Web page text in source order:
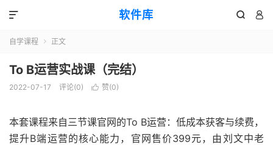
软件库  

自学课程  正文
To B运营实战课（完结）
2022-07-17 评论(0)  赞(0)
本套课程来自三节课官网的To B运营：低成本获客与续费，
提升B端运营的核心能力，官网售价399元，由刘文中老